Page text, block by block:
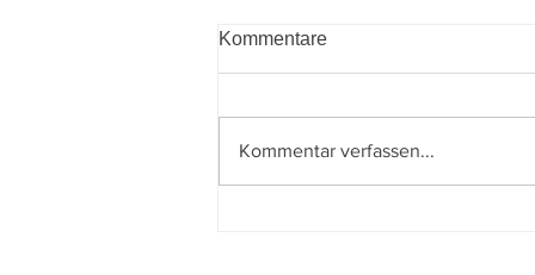
Kommentare
Kommentar verfassen...